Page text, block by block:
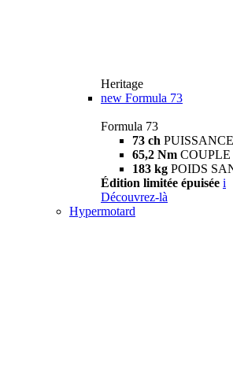
Heritage
new Formula 73
Formula 73
73 ch PUISSANCE
65,2 Nm COUPLE
183 kg POIDS
Édition limitée épuisée i
Découvrez-là
Hypermotard